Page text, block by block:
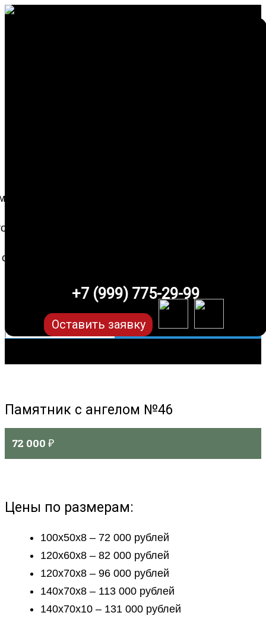
+7 (999) 775-29-99
Оставить заявку
Памятник с ангелом №46
72 000 ₽
Цены по размерам:
100х50х8 – 72 000 рублей
120х60х8 – 82 000 рублей
120х70х8 – 96 000 рублей
140х70х8 – 113 000 рублей
140х70х10 – 131 000 рублей